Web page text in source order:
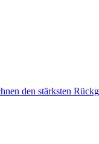
den stärksten